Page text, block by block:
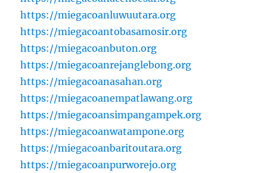
https://miegacoanluwuutara.org
https://miegacoantobasamosir.org
https://miegacoanbuton.org
https://miegacoanrejanglebong.org
https://miegacoanasahan.org
https://miegacoanempatlawang.org
https://miegacoansimpangampek.org
https://miegacoanwatampone.org
https://miegacoanbaritoutara.org
https://miegacoanpurworejo.org